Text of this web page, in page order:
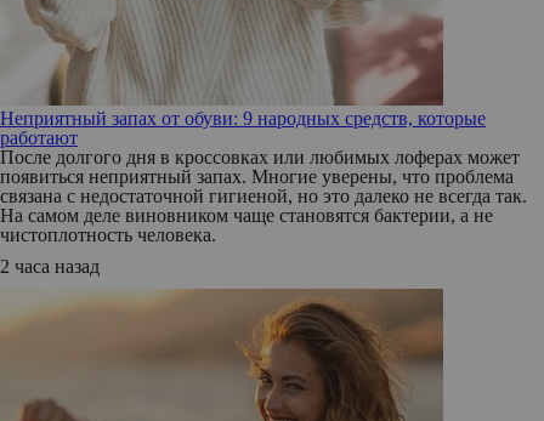
Неприятный запах от обуви: 9 народных средств, которые
работают
После долгого дня в кроссовках или любимых лоферах может
появиться неприятный запах. Многие уверены, что проблема
связана с недостаточной гигиеной, но это далеко не всегда так.
На самом деле виновником чаще становятся бактерии, а не
чистоплотность человека.
2 часа назад